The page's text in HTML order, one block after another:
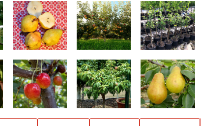
Williams (Duset
galben)
Generos TriPeri (peri
împletiți)
Roz amar Piersic pitic Ducesa de
Angoulême